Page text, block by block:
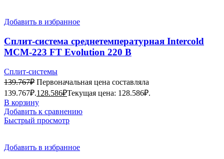
Добавить в избранное
Сплит-система среднетемпературная Intercold
MCM-223 FT Evolution 220 В
Сплит-системы
139.767₽ Первоначальная цена составляла
139.767₽.128.586₽Текущая цена: 128.586₽.
В корзину
Добавить к сравнению
Быстрый просмотр
Добавить в избранное